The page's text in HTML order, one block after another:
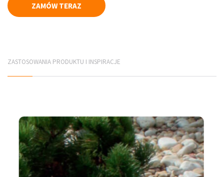
Elementy infrastruktury drogowej
Jadar Śląsk
Polbruk Śląsk
Combet Śląsk
Tral-Słupex Śląsk
ZAMÓW TERAZ
ZASTOSOWANIA PRODUKTU I INSPIRACJE